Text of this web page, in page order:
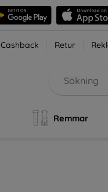
Cashback Retur
Remmar